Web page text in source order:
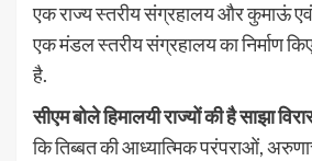
एक राज्य स्तरीय संग्रहालय और कुमाऊं
एक मंडल स्तरीय संग्रहालय का निर्माण
है.
सीएम बोले हिमालयी राज्यों की है साझा
कि तिब्बत की आध्यात्मिक परंपराओं,